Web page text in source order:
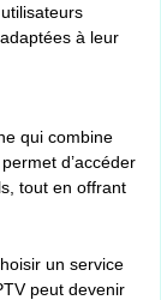
à leur
qui combine
d’accéder
tout en offrant
un service
peut devenir